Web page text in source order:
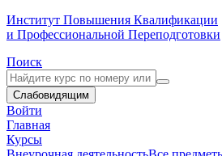
Институт Повышения Квалификации
и Профессиональной Переподготовки
Поиск
Слабовидящим
Войти
Главная
Курсы